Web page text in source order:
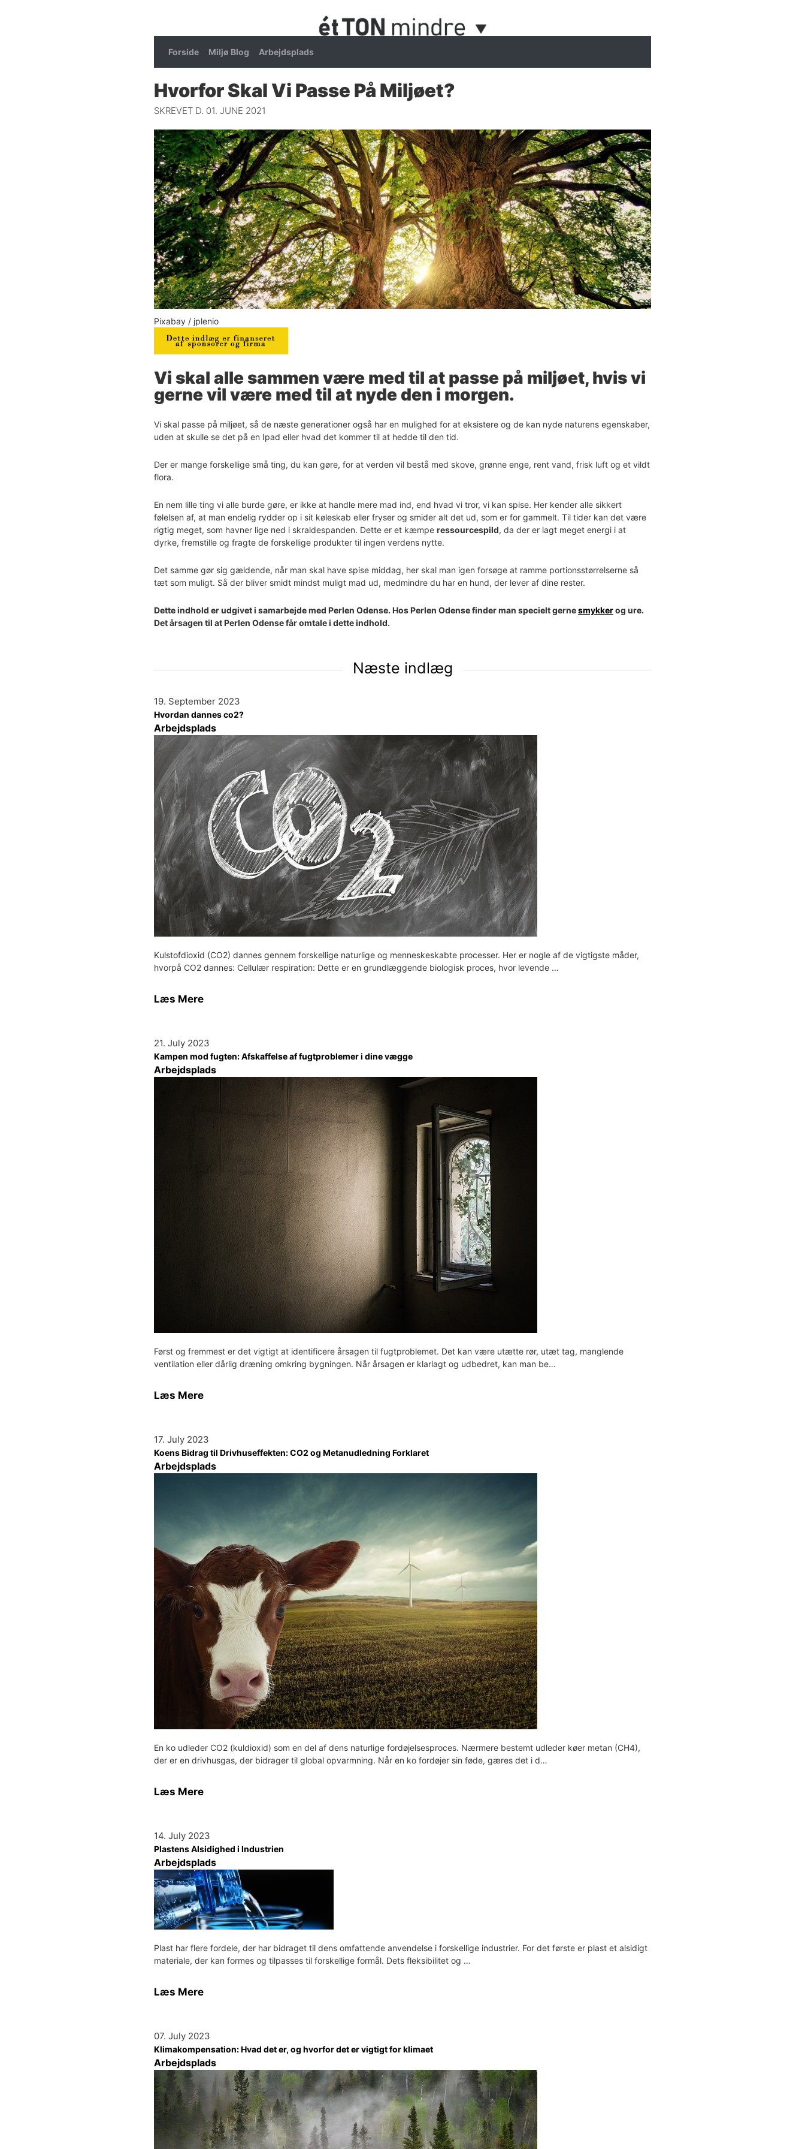
Forside Miljø Blog Arbejdsplads
Hvorfor Skal Vi Passe På Miljøet?
SKREVET D. 01. JUNE 2021
Pixabay / jplenio
Vi skal alle sammen være med til at passe på miljøet, hvis vi
gerne vil være med til at nyde den i morgen.
Vi skal passe på miljøet, så de næste generationer også har en mulighed for at eksistere og de kan nyde naturens egenskaber,
uden at skulle se det på en Ipad eller hvad det kommer til at hedde til den tid.
Der er mange forskellige små ting, du kan gøre, for at verden vil bestå med skove, grønne enge, rent vand, frisk luft og et vildt
flora.
En nem lille ting vi alle burde gøre, er ikke at handle mere mad ind, end hvad vi tror, vi kan spise. Her kender alle sikkert
følelsen af, at man endelig rydder op i sit køleskab eller fryser og smider alt det ud, som er for gammelt. Til tider kan det være
rigtig meget, som havner lige ned i skraldespanden. Dette er et kæmpe ressourcespild, da der er lagt meget energi i at
dyrke, fremstille og fragte de forskellige produkter til ingen verdens nytte.
Det samme gør sig gældende, når man skal have spise middag, her skal man igen forsøge at ramme portionsstørrelserne så
tæt som muligt. Så der bliver smidt mindst muligt mad ud, medmindre du har en hund, der lever af dine rester.
Dette indhold er udgivet i samarbejde med Perlen Odense. Hos Perlen Odense finder man specielt gernesmykkerog ure.
Det årsagen til at Perlen Odense får omtale i dette indhold.
Næste indlæg
19. September 2023
Hvordan dannes co2?
Arbejdsplads
Kulstofdioxid (CO2) dannes gennem forskellige naturlige og menneskeskabte processer. Her er nogle af de vigtigste måder,
hvorpå CO2 dannes: Cellulær respiration: Dette er en grundlæggende biologisk proces, hvor levende …
Læs Mere
21. July 2023
Kampen mod fugten: Afskaffelse af fugtproblemer i dine vægge
Arbejdsplads
Først og fremmest er det vigtigt at identificere årsagen til fugtproblemet. Det kan være utætte rør, utæt tag, manglende
ventilation eller dårlig dræning omkring bygningen. Når årsagen er klarlagt og udbedret, kan man be…
Læs Mere
17. July 2023
Koens Bidrag til Drivhuseffekten: CO2 og Metanudledning Forklaret
Arbejdsplads
En ko udleder CO2 (kuldioxid) som en del af dens naturlige fordøjelsesproces. Nærmere bestemt udleder køer metan (CH4),
der er en drivhusgas, der bidrager til global opvarmning. Når en ko fordøjer sin føde, gæres det i d…
Læs Mere
14. July 2023
Plastens Alsidighed i Industrien
Arbejdsplads
Plast har flere fordele, der har bidraget til dens omfattende anvendelse i forskellige industrier. For det første er plast et alsidigt
materiale, der kan formes og tilpasses til forskellige formål. Dets fleksibilitet og …
Læs Mere
07. July 2023
Klimakompensation: Hvad det er, og hvorfor det er vigtigt for klimaet
Arbejdsplads